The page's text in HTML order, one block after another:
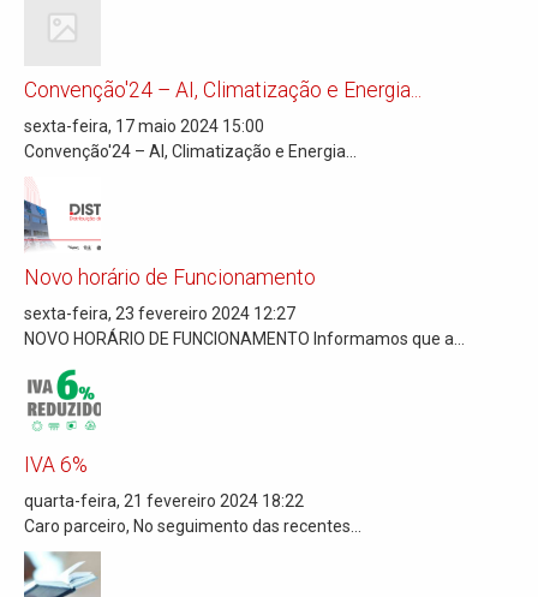
Convenção'24 – AI, Climatização e Energia...
sexta-feira, 17 maio 2024 15:00
Convenção'24 – AI, Climatização e Energia...
Novo horário de Funcionamento
sexta-feira, 23 fevereiro 2024 12:27
NOVO HORÁRIO DE FUNCIONAMENTO Informamos que a...
IVA 6%
quarta-feira, 21 fevereiro 2024 18:22
Caro parceiro, No seguimento das recentes...